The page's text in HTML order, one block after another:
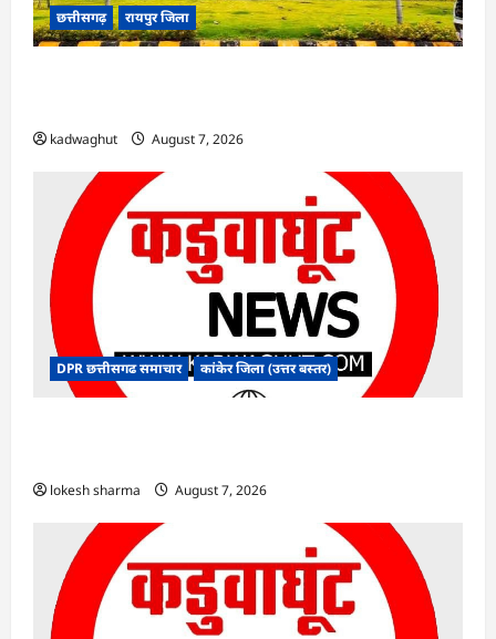
छत्तीसगढ़ रायपुर जिला
kadwaghut August 7, 2026
DPR छत्तीसगढ समाचार कांकेर जिला (उत्तर बस्तर)
lokesh sharma August 7, 2026